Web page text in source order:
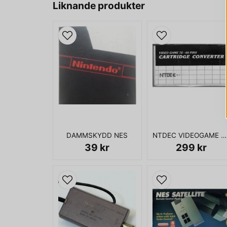
Liknande produkter
DAMMSKYDD NES
39 kr
NTDEC VIDEOGAME 72-60 PINS ADAPTER
299 kr